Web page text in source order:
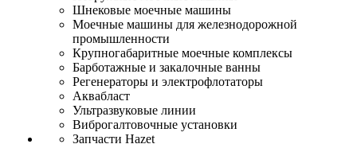
Шнековые моечные машины
Моечные машины для железнодорожной
промышленности
Крупногабаритные моечные комплексы
Барботажные и закалочные ванны
Регенераторы и электрофлотаторы
Аквабласт
Ультразвуковые линии
Виброгалтовочные установки
Запчасти Hazet